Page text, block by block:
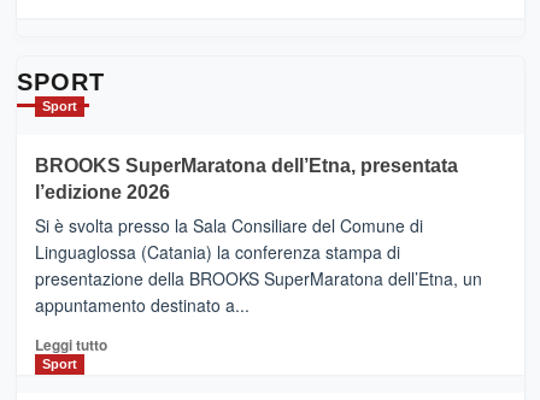
con
la
Al
via
i
collegamenti
SPORT
Sport
BROOKS SuperMaratona dell’Etna, presentata
l’edizione 2026
Si è svolta presso la Sala Consiliare del Comune di
Linguaglossa (Catania) la conferenza stampa di
presentazione della BROOKS SuperMaratona dell’Etna, un
appuntamento destinato a...
Leggi tuttoLeggi
Sport